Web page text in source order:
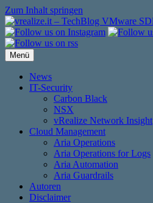
Zum Inhalt springen
Menü
News
IT-Security
Carbon Black
NSX
vRealize Network Insight
Cloud Management
Aria Operations
Aria Operations for Logs
Aria Automation
Aria Guardrails
Autoren
Disclaimer